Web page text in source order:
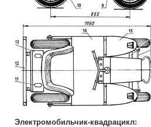
Электромобильчик-квадрацикл: